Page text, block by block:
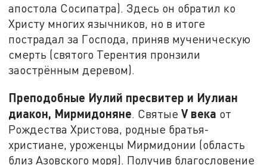
апостола Сосипатра). Здесь он обратил ко
Христу многих язычников, но в итоге
пострадал за Господа, приняв мученическую
смерть (святого Терентия пронзили
заострённым деревом).
Преподобные Иулий пресвитер и Иулиан
диакон, Мирмидоняне. СвятыеVвека от
Рождества Христова, родные братья-
христиане, уроженцы Мирмидонии (область
близ Азовского моря). Получив благословение